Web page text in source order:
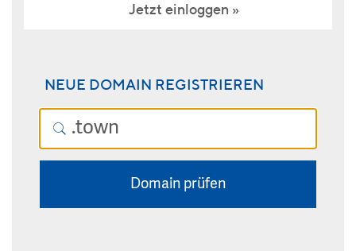
Jetzt einloggen
NEUE DOMAIN REGISTRIEREN
Domain prüfen